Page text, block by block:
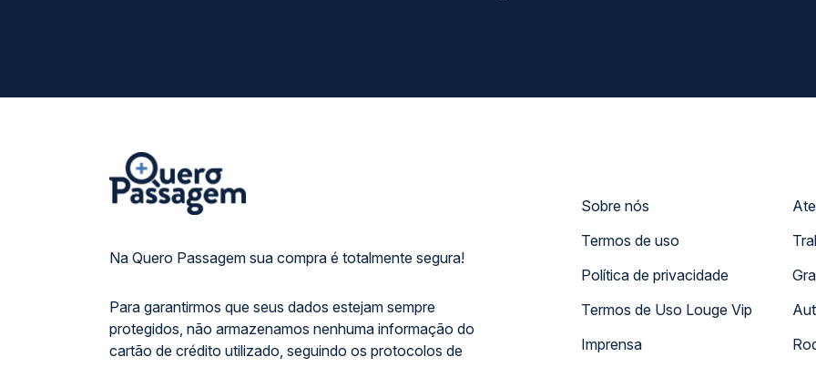
Na Quero Passagem sua compra é totalmente segura!
Para garantirmos que seus dados estejam sempre
protegidos, não armazenamos nenhuma informação do
cartão de crédito utilizado, seguindo os protocolos de
Sobre nós
Termos de uso
Política de privacidade
Termos de Uso Louge Vip
Imprensa